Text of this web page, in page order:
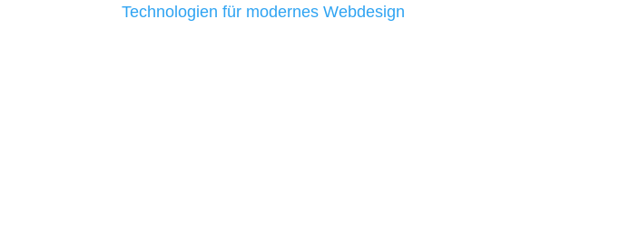
Technologien für modernes Webdesign